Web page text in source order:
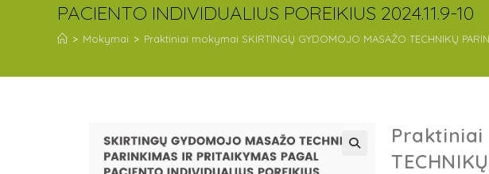
PACIENTO INDIVIDUALIUS POREIKIUS 2024.11.9-10
> Mokymai > Praktiniai mokymai SKIRTINGŲ GYDOMOJO MASAŽO TECHNIKŲ
Praktiniai